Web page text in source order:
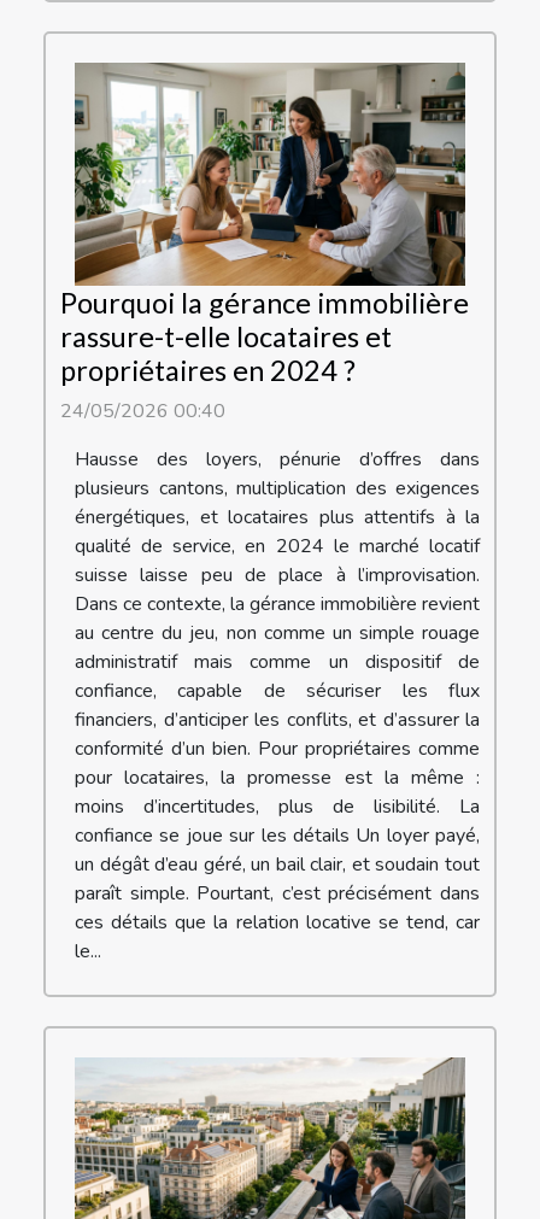
Pourquoi la gérance immobilière
rassure-t-elle locataires et
propriétaires en 2024 ?
24/05/2026 00:40
Hausse des loyers, pénurie d’offres dans
plusieurs cantons, multiplication des exigences
énergétiques, et locataires plus attentifs à la
qualité de service, en 2024 le marché locatif
suisse laisse peu de place à l’improvisation.
Dans ce contexte, la gérance immobilière revient
au centre du jeu, non comme un simple rouage
administratif mais comme un dispositif de
confiance, capable de sécuriser les flux
financiers, d’anticiper les conflits, et d’assurer la
conformité d’un bien. Pour propriétaires comme
pour locataires, la promesse est la même :
moins d’incertitudes, plus de lisibilité. La
confiance se joue sur les détails Un loyer payé,
un dégât d’eau géré, un bail clair, et soudain tout
paraît simple. Pourtant, c’est précisément dans
ces détails que la relation locative se tend, car
le...